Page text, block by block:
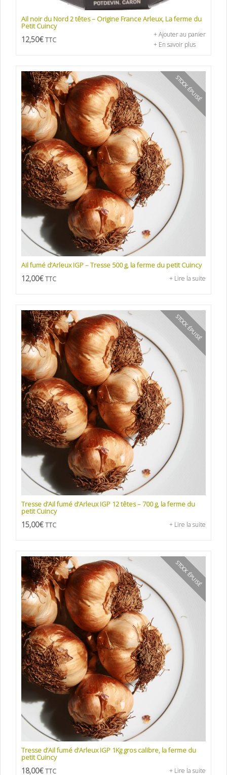
Ail noir du Nord 2 têtes – Origine France Arleux, La ferme du
Petit Cuincy
12,50€ TTC
+ Ajouter au panier
+ En savoir plus
STOCK ÉPUISÉ
Ail fumé d’Arleux IGP – Tresse 500 g, la ferme du petit Cuincy
12,00€ TTC + Lire la suite
STOCK ÉPUISÉ
Tresse d’Ail fumé d’Arleux IGP 12 têtes – 700 g, la ferme du
petit Cuincy
15,00€ TTC + Lire la suite
STOCK ÉPUISÉ
Tresse d’Ail fumé d’Arleux IGP 1Kg gros calibre, la ferme du
petit Cuincy
18,00€ TTC + Lire la suite